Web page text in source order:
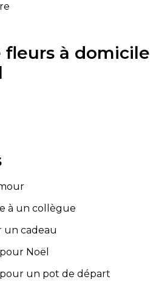
fleurs à domicile
à un collègue
un cadeau
Noël
un pot de départ